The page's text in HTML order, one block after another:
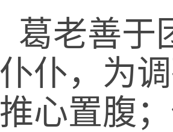
葛老善于
仆仆，为
推心置腹